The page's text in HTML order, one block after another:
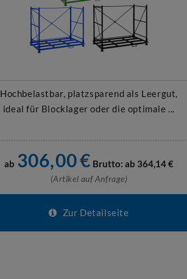
Hochbelastbar, platzsparend als Leergut,
ideal für Blocklager oder die optimale ...
ab 306,00€ Brutto: ab 364,14€
(Artikel auf Anfrage)
Zur Detailseite